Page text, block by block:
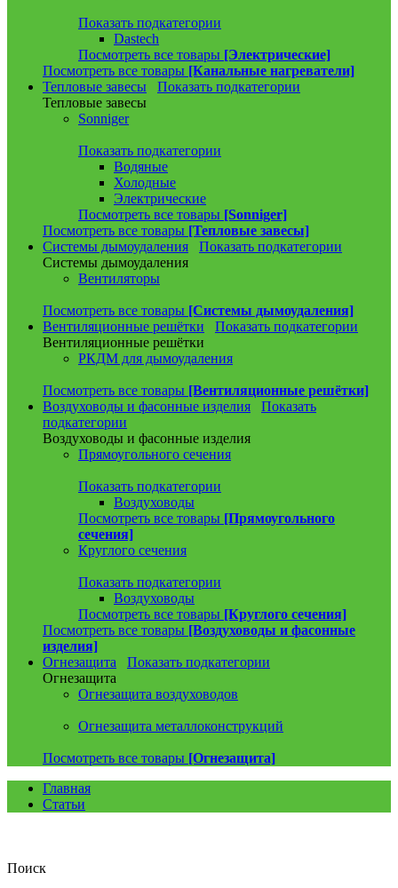
Показать подкатегории
Dastech
Посмотреть все товары [Электрические]
Посмотреть все товары [Канальные нагреватели]
Тепловые завесы
Показать подкатегории
Тепловые завесы
Sonniger
Показать подкатегории
Водяные
Холодные
Электрические
Посмотреть все товары [Sonniger]
Посмотреть все товары [Тепловые завесы]
Системы дымоудаления
Показать подкатегории
Системы дымоудаления
Вентиляторы
Посмотреть все товары [Системы дымоудаления]
Вентиляционные решётки
Показать подкатегории
Вентиляционные решётки
РКДМ для дымоудаления
Посмотреть все товары [Вентиляционные решётки]
Воздуховоды и фасонные изделия
Показать
подкатегории
Воздуховоды и фасонные изделия
Прямоугольного сечения
Показать подкатегории
Воздуховоды
Посмотреть все товары [Прямоугольного
сечения]
Круглого сечения
Показать подкатегории
Воздуховоды
Посмотреть все товары [Круглого сечения]
Посмотреть все товары [Воздуховоды и фасонные
изделия]
Огнезащита
Показать подкатегории
Огнезащита
Огнезащита воздуховодов
Огнезащита металлоконструкций
Посмотреть все товары [Огнезащита]
Главная
Статьи
Поиск